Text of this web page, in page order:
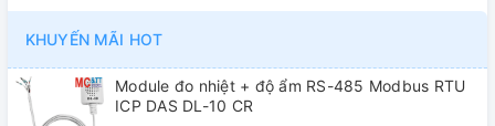
KHUYẾN MÃI HOT
Module đo nhiệt + độ ẩm RS-485 Modbus RTU
ICP DAS DL-10 CR